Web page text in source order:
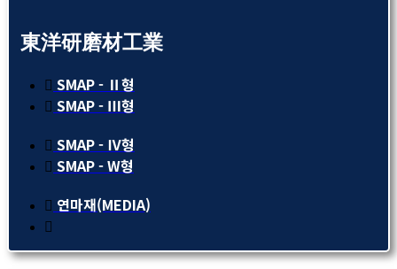
東洋研磨材工業
SMAP - Ⅱ형
SMAP - Ⅲ형
SMAP - Ⅳ형
SMAP - W형
연마재(MEDIA)